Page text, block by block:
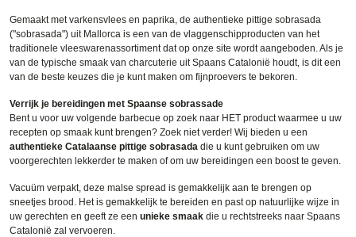
Gemaakt met varkensvlees en paprika, de authentieke pittige sobrasada
("sobrasada") uit Mallorca is een van de vlaggenschipproducten van het
traditionele vleeswarenassortiment dat op onze site wordt aangeboden. Als je
van de typische smaak van charcuterie uit Spaans Catalonië houdt, is dit een
van de beste keuzes die je kunt maken om fijnproevers te bekoren.
Verrijk je bereidingen met Spaanse sobrassade
Bent u voor uw volgende barbecue op zoek naar HET product waarmee u uw
recepten op smaak kunt brengen? Zoek niet verder! Wij bieden u een
authentieke Catalaanse pittige sobrasada die u kunt gebruiken om uw
voorgerechten lekkerder te maken of om uw bereidingen een boost te geven.
Vacuüm verpakt, deze malse spread is gemakkelijk aan te brengen op
sneetjes brood. Het is gemakkelijk te bereiden en past op natuurlijke wijze in
uw gerechten en geeft ze een unieke smaak die u rechtstreeks naar Spaans
Catalonië zal vervoeren.